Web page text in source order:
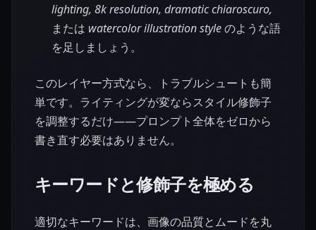
lighting, 8k resolution, dramatic chiaroscuro,
または watercolor illustration styleのような語
を足しましょう。
このレイヤー方式なら、トラブルシュートも簡
単です。ライティングが変ならスタイル修飾子
を調整するだけ——プロンプト全体をゼロから
書き直す必要はありません。
キーワードと修飾子を極める
適切なキーワードは、画像の品質とムードを丸